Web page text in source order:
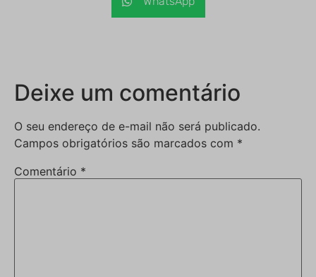
Deixe um comentário
O seu endereço de e-mail não será publicado.
Campos obrigatórios são marcados com *
Comentário *